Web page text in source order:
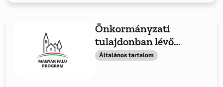
Önkormányzati
tulajdonban lévő
ingatlanok fejlesztése
Általános tartalom